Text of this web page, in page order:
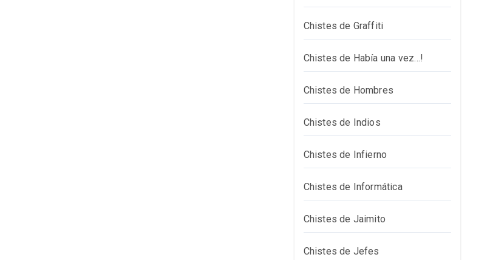
Chistes de Graffiti
Chistes de Había una vez…!
Chistes de Hombres
Chistes de Indios
Chistes de Infierno
Chistes de Informática
Chistes de Jaimito
Chistes de Jefes